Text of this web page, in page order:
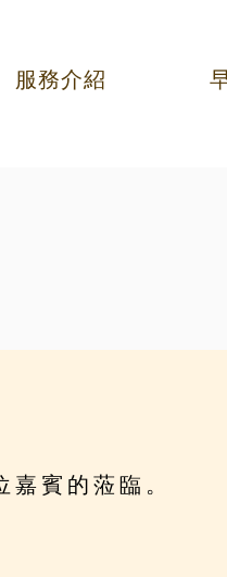
服務介紹
賓的蒞臨。